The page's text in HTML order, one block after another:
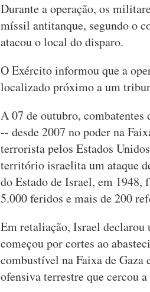
Durante a operação, os
míssil antitanque, segundo o
atacou o local do disparo.
O Exército informou que a
localizado próximo a um
A 07 de outubro,
-- desde 2007 no poder na
terrorista pelos Estados
território israelita um ataque
do Estado de Israel, em
5.000 feridos e mais de 200
Em retaliação, Israel declarou
começou por cortes ao
combustível na Faixa de Gaza
ofensiva terrestre que cercou